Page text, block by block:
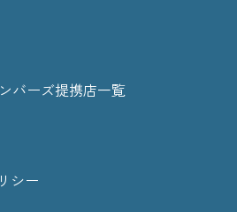
バーズ提携店一覧
シー